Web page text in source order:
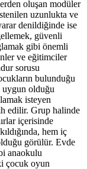
oluşan modüler
uzunlukta ve
denildiğinde ise
güvenli
gibi önemli
ve eğitimciler
sorusu
bulunduğu
uygun olduğu
isteyen
edilir. Grup halinde
içerisinde
hem iç
görülür. Evde
anaokulu
çocuk oyun